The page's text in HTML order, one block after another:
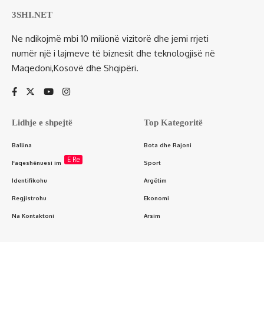
3SHI.NET
Ne ndikojmë mbi 10 milionë vizitorë dhe jemi rrjeti
numër një i lajmeve të biznesit dhe teknologjisë në
Maqedoni,Kosovë dhe Shqipëri.
Lidhje e shpejtë
Ballina
Faqeshënuesi im E Re
Identifikohu
Regjistrohu
Na Kontaktoni
Top Kategoritë
Bota dhe Rajoni
Sport
Argëtim
Ekonomi
Arsim